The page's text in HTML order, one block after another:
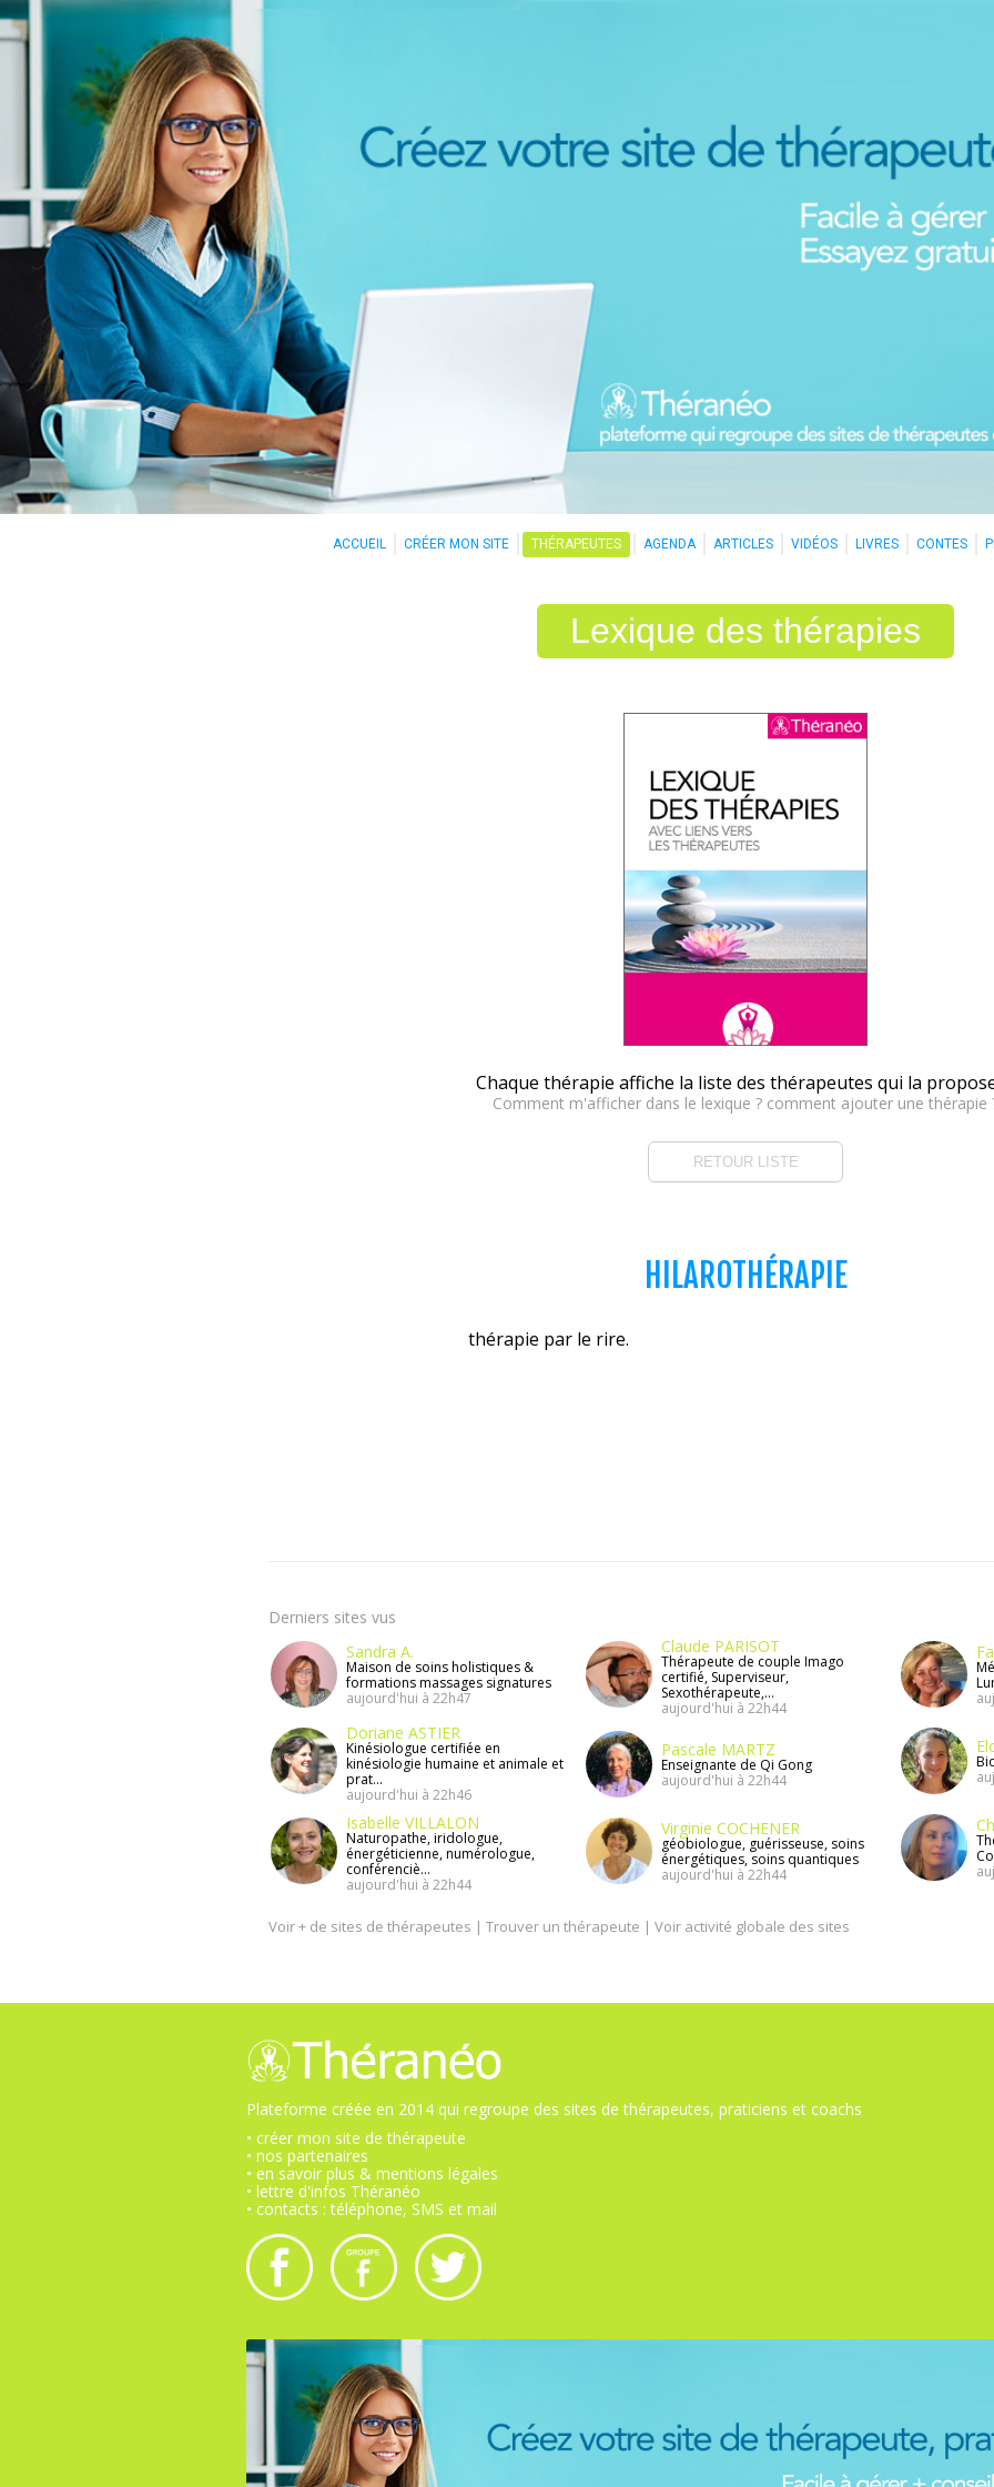
ACCUEIL CRÉER MON SITE THÉRAPEUTES AGENDA ARTICLES VIDÉOS LIVRES CONTES
Lexique des thérapies
Chaque thérapie affiche la liste des thérapeutes qui la
Comment m'afficher dans le lexique ? comment ajouter une thérapie
RETOUR LISTE
HILAROTHÉRAPIE
thérapie par le rire.
Derniers sites vus
Sandra A.
Maison de soins holistiques &
formations massages signatures
aujourd'hui à 22h47
Doriane ASTIER
Kinésiologue certifiée en
kinésiologie humaine et animale et
prat...
aujourd'hui à 22h46
Isabelle VILLALON
Naturopathe, iridologue,
énergéticienne, numérologue,
conférenciè...
aujourd'hui à 22h44
Claude PARISOT
Thérapeute de couple Imago
certifié, Superviseur,
Sexothérapeute,...
aujourd'hui à 22h44
Pascale MARTZ
Enseignante de Qi Gong
aujourd'hui à 22h44
Virginie COCHENER
géobiologue, guérisseuse, soins
énergétiques, soins quantiques
aujourd'hui à 22h44
Voir + de sites de thérapeutes | Trouver un thérapeute | Voir activité globale des sites
Plateforme créée en 2014 qui regroupe des sites de thérapeutes, praticiens et coachs
• créer mon site de thérapeute
• nos partenaires
• en savoir plus & mentions légales
• lettre d'infos Théranéo
• contacts : téléphone, SMS et mail